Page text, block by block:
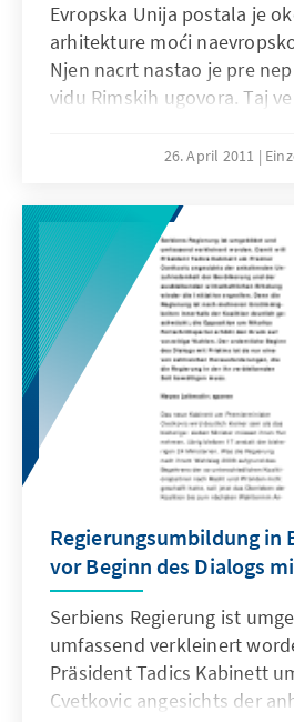
Evropska Unija postala je
arhitekture moći
Njen nacrt nastao je pre
vidu Rimskih ugovora. Taj
Evrope. Gustina evropske
procesa integracije, i koji
zahtevainstitucionalnu
Ugovorom iz Lisabona
izvrši neophodno
usmerenja Evrope...
26. April 2011
Regierungsumbildung in
vor Beginn des Dialogs
Serbiens Regierung ist
umfassend verkleinert
Präsident Tadics Kabinett
Cvetkovic angesichts der